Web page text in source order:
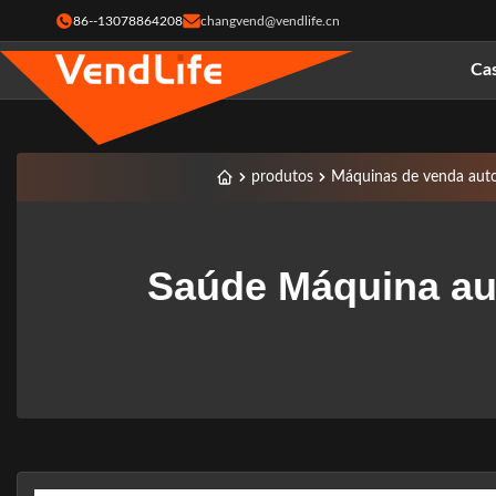
86--13078864208 changvend@vendlife.cn
produtos Máquinas de venda
Saúde Máquina